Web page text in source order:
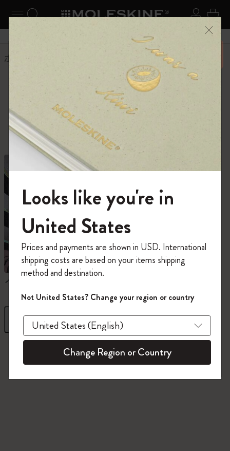
ナビゲーションの切替 ログ
検索 (キーワードなど) カ
6,500円以上のご購入で送料無料 メニ
ーを閉じる
ホーム
ショップ
創作活動に必要なすべて。
ノートブック
フィルター 並び替え
845 プロダクツ
モレスキンの世界へようこそ
「WELCOME10」を入力すると、初回注
文が10%オフ＋送料無料になります。セ
ール・アウトレット品は適用外。
Moleskineアカウントを作成して限定オフ
ァーや会員特典、さらに多くのインスピ
レーションを手に入れましょう。
今すぐ会員登録 !
Looks like you're in
United States
Prices and payments are shown in USD. International
shipping costs are based on your items shipping
method and destination.
Not United States? Change your region or country
Change Region or Country